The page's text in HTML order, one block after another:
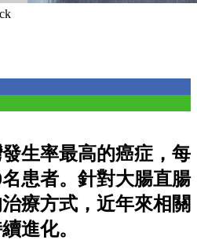
生率最高的癌症，每
患者。針對大腸直腸
療方式，近年來相關
進化。